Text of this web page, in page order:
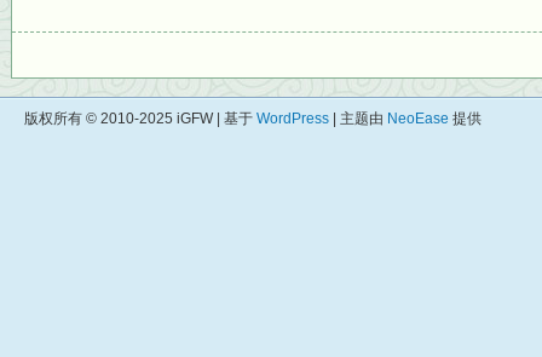
版权所有 © 2010-2025 iGFW | 基于 WordPress | 主题由 NeoEase 提供